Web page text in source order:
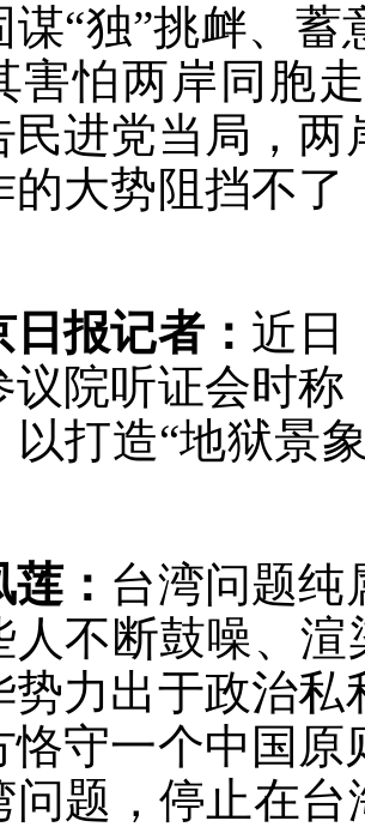
谋“独”挑衅、
害怕两岸同胞
民进党当局，
的大势阻挡不
日报记者： 近日
议院听证会时
以打造“地狱景
： 台湾问题纯
人不断鼓噪、
势力出于政治
恪守一个中国
问题，停止在